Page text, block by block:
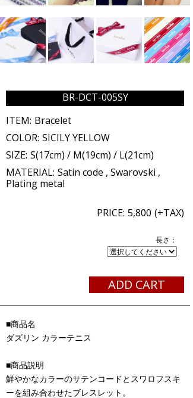
BR-DCT-005SY
ITEM: Bracelet
COLOR: SICILY YELLOW
SIZE: S(17cm) / M(19cm) / L(21cm)
MATERIAL: Satin code , Swarovski ,
Plating metal
PRICE: 5,800 (+TAX)
長さ：
ADD CART
■商品名
ダズリン カラーテニス
■商品説明
鮮やかなカラーのサテンコードとスワロフスキ
ーを組み合わせたブレスレット。